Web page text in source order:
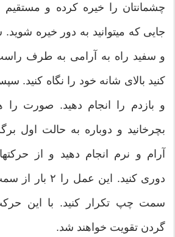
چشمانتان را خیره کرده و مستقیم
جایی که میتوانید به دور خیره
و سفید راه به آرامی به طرف
کنید بالای شانه خود را نگاه
و بازدم را انجام دهید. صورت را
بچرخانید و دوباره به حالت اول
آرام و نرم انجام دهید و از
سمت چپ تکرار کنید. با این
گردن تقویت خواهند شد.